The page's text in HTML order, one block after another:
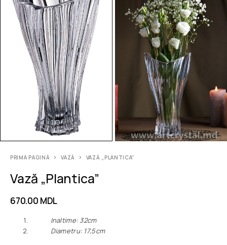
PRIMA PAGINĂ VAZĂ VAZĂ „PLANTICA”
Vază „Plantica”
670.00 MDL
Inaltime: 32cm
Diametru: 17,5cm